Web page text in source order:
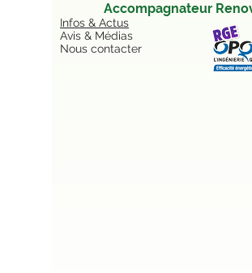
Accompagnateur
Infos & Actus
Avis & Médias
Nous contacter